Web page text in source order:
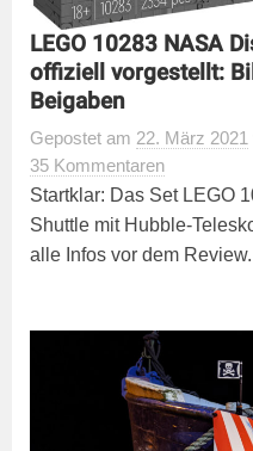
LEGO 10283 NASA
offiziell vorgestellt:
Beigaben
Gepostet am 22. März 2021
35 Kommentaren
Startklar: Das Set LEGO
Shuttle mit Hubble-
alle Infos vor dem Review.